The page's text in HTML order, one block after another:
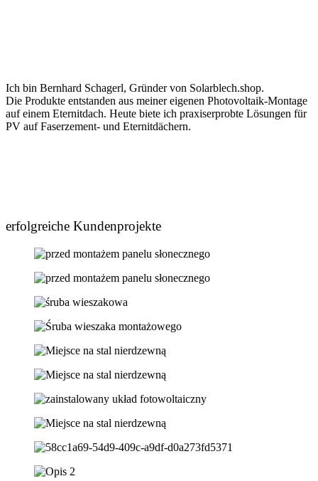
Ich bin Bernhard Schagerl, Gründer von Solarblech.shop.
Die Produkte entstanden aus meiner eigenen Photovoltaik-Montage
auf einem Eternitdach. Heute biete ich praxiserprobte Lösungen für
PV auf Faserzement- und Eternitdächern.
erfolgreiche Kundenprojekte